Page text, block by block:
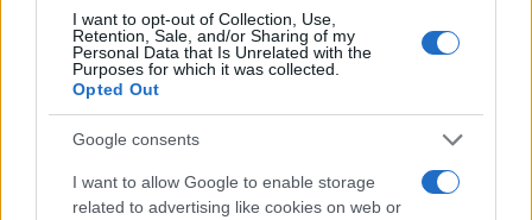
I want to opt-out of Collection, Use,
Retention, Sale, and/or Sharing of my
Personal Data that Is Unrelated with the
Purposes for which it was collected.
Opted Out
Google consents
I want to allow Google to enable storage
related to advertising like cookies on web or